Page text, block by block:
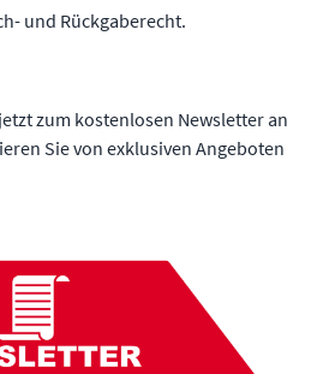
und Rückgaberecht.
zum kostenlosen Newsletter an
Sie von exklusiven Angeboten